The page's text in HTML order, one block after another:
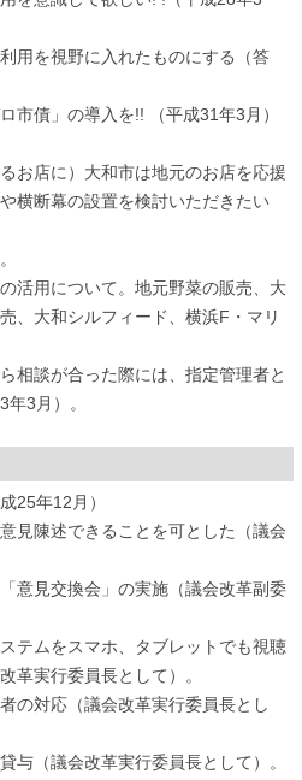
用を視野に入れたものにする（答
市債」の導入を!! （平成31年3月）
お店に）大和市は地元のお店を応援
横断幕の設置を検討いただきたい
活用について。地元野菜の販売、大
、大和シルフィード、横浜F・マリ
相談が合った際には、指定管理者と
3月）。
25年12月）
見陳述できることを可とした（議会
意見交換会」の実施（議会改革副委
テムをスマホ、タブレットでも視聴
革実行委員長として）。
の対応（議会改革実行委員長とし
与（議会改革実行委員長として）。